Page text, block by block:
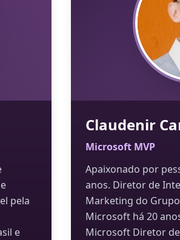
pela
e
Claudenir
Microsoft MVP
Apaixonado por
anos. Diretor de
Marketing do
Microsoft há 20
Microsoft Diretor de